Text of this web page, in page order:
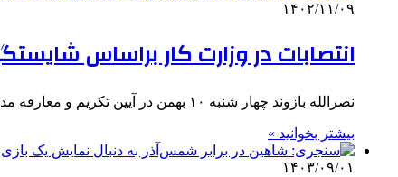
۱۴۰۲/۱۱/۰۹
انتصابات در وزارت کار براساس
نصرالله بازوند چهار شنبه ۱۰ بهمن در آیین تکریم و معارفه مدیرکل تعاون، کار و رفاه اجتماعی استان قزوین و…
بیشتر بخوانید »
۱۴۰۳/۰۹/۰۱